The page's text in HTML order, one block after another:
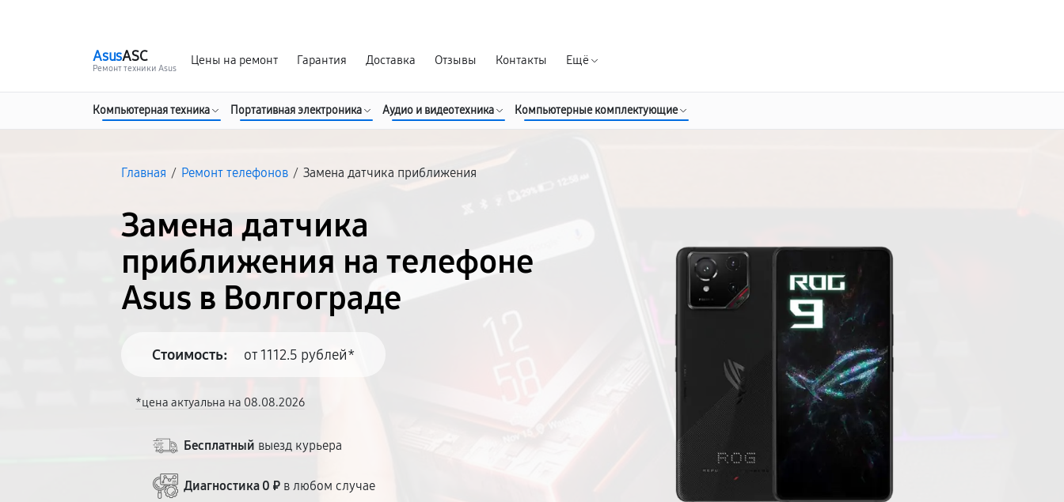
AsusASC
Ремонт техники Asus
Цены на ремонт Гарантия Доставка Отзывы Контакты Ещё
Компьютерная техника Портативная электроника Аудио и видеотехника Компьютерные комплектующие
Главная / Ремонт телефонов / Замена датчика приближения
Замена датчика
приближения на телефоне
Asus в Волгограде
Стоимость: от 1112.5 рублей*
*цена актуальна на 08.08.2026
Бесплатный выезд курьера
Диагностика 0 ₽ в любом случае